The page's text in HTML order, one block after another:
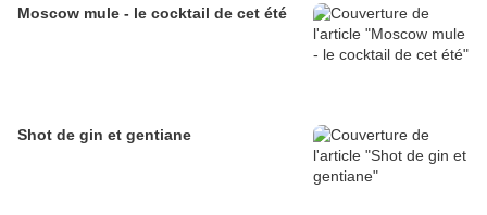
Moscow mule - le cocktail de cet été
Shot de gin et gentiane